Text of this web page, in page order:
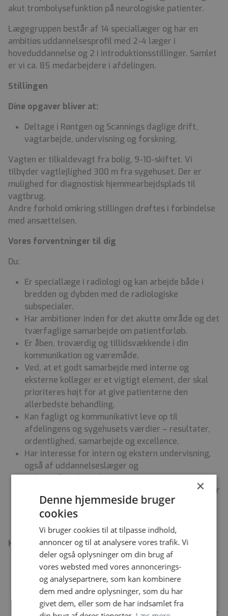
akut trombolysefunktion på neurologiske patienter.
Lægegruppen består af 14 speciallæger og har en
ambitiøs uddannelsesprofil med 2-4 læger i
hoveduddannelse og 2 i introduktionsstillinger. Samlet
er vi ca. 85 medarbejdere i afdelingen.
Stillingen
Dine opgaver bliver at:
Deltage i Røntgen og Scannings daglige drift,
vagtarbejde, undervisning og forskning.
Vagten er tilkaldevagt fra bolig, 9-10-skiftet. Vi
tilbyder vagtlejlighed 300 m fra sygehuset. Der er
mulighed for diagnostisk hjemmearbejdsplads til
vagtbrug.
Andre forhold omkring stillingen drøftes i forbindelse
med ansættelsen.
Vores forventninger til dig
Du:
Er speciallæge i radiologi og kan arbejde både i
bredden og dybden med de radiologiske
subspecialer.
Har ambitioner inden for det akutte område og det
tværfaglige samarbejde om patientforløb.
Er åben, troværdig og tillidsvækkende i din
kommunikation og væremåde.
Ved, at et godt samarbejde med interne og
eksterne kolleger er et vigtigt element, der skal
prioriteres højt for at give patienterne den
allerbedste behandling.
Kan fagligt og kommunikativt leve op til
afdelingens og sygehusets værdier – resultater,
ordentlighed, samarbejde og excellence.
Har interesse for intern og ekstern undervisning,
også af uddannelseslæger og
radiografstuderende.
Har en positiv tilgang til den travle hverdag, der er
i en stor akut radiologisk afdeling.
Hvad vi kan tilbyde
Vi vil gøre, hvad vi kan, for at du kan føle dig som
en del af fællesskabet i afdelingen.
Vi imødekommer i vid udstrækning ønsker til
arbejdsfunktioner, som du måtte have – også på
tværs af Sygehus Lillebælts tre billeddiagnostiske
×
Denne hjemmeside bruger
cookies
Vi bruger cookies til at tilpasse indhold,
annoncer og til at analysere vores trafik. Vi
deler også oplysninger om din brug af
vores websted med vores annoncerings-
og analysepartnere, som kan kombinere
dem med andre oplysninger, som du har
givet dem, eller som de har indsamlet fra